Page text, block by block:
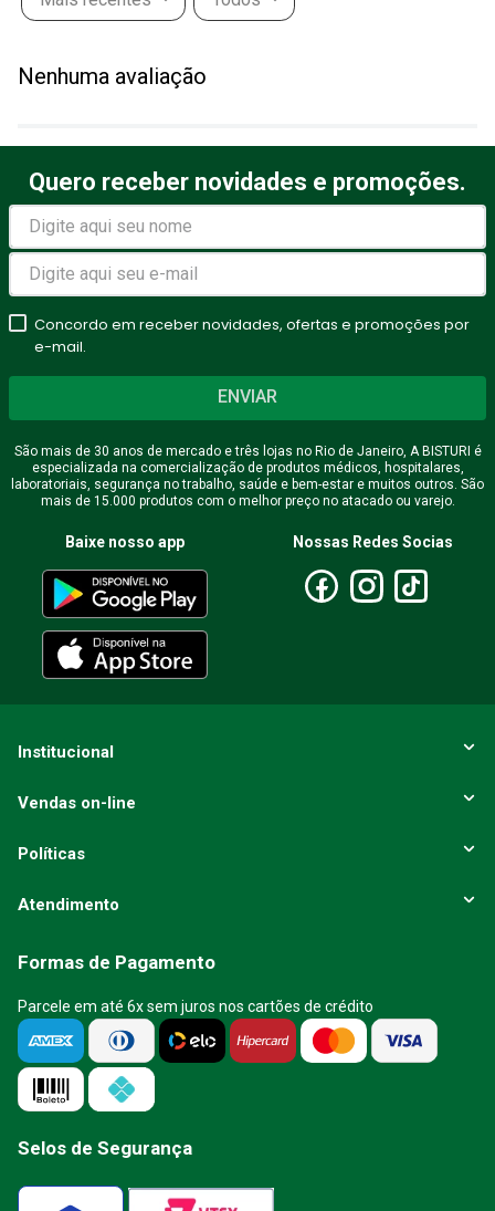
Avalie o produto de 1 a 5
estrelas
★★ ★★★
Seu nome
Endereço de email
Escreva uma avaliação
ENVIAR AVALIAÇÃO
Nenhuma avaliação
Quero receber novidades e promoções.
Concordo em receber novidades, ofertas e promoções por
e-mail.
ENVIAR
São mais de 30 anos de mercado e três lojas no Rio de Janeiro, A BISTURI é
especializada na comercialização de produtos médicos, hospitalares,
laboratoriais, segurança no trabalho, saúde e bem-estar e muitos outros. São
mais de 15.000 produtos com o melhor preço no atacado ou varejo.
Baixe nosso app Nossas Redes Socias
Institucional
Vendas on-line
Políticas
Atendimento
Formas de Pagamento
Parcele em até 6x sem juros nos cartões de crédito
Selos de Segurança